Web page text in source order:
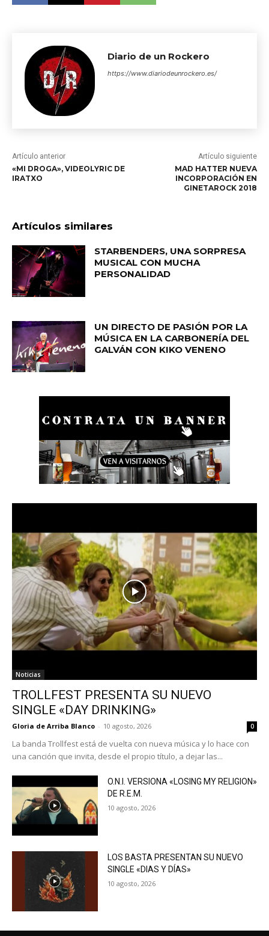
Diario de un Rockero
https://www.diariodeunrockero.es/
Artículo anterior
«MI DROGA», VIDEOLYRIC DE
IRATXO
Artículo siguiente
MAD HATTER NUEVA
INCORPORACIÓN EN
GINETAROCK 2018
Artículos similares
STARBENDERS, UNA SORPRESA
MUSICAL CON MUCHA
PERSONALIDAD
UN DIRECTO DE PASIÓN POR LA
MÚSICA EN LA CARBONERÍA DEL
GALVÁN CON KIKO VENENO
Noticias
TROLLFEST PRESENTA SU NUEVO
SINGLE «DAY DRINKING»
Gloria de Arriba Blanco - 10 agosto, 2026 0
La banda Trollfest está de vuelta con nueva música y lo hace con
una canción que invita, desde el propio título, a dejar las...
O.N.I. VERSIONA «LOSING MY RELIGION»
DE R.E.M.
10 agosto, 2026
LOS BASTA PRESENTAN SU NUEVO
SINGLE «DIAS Y DÍAS»
10 agosto, 2026